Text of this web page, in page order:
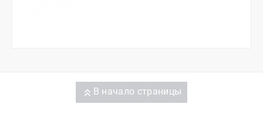
В начало страницы